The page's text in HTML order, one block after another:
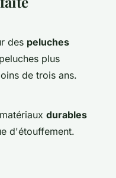
des peluches
plus
de trois ans.
durables
d'étouffement.